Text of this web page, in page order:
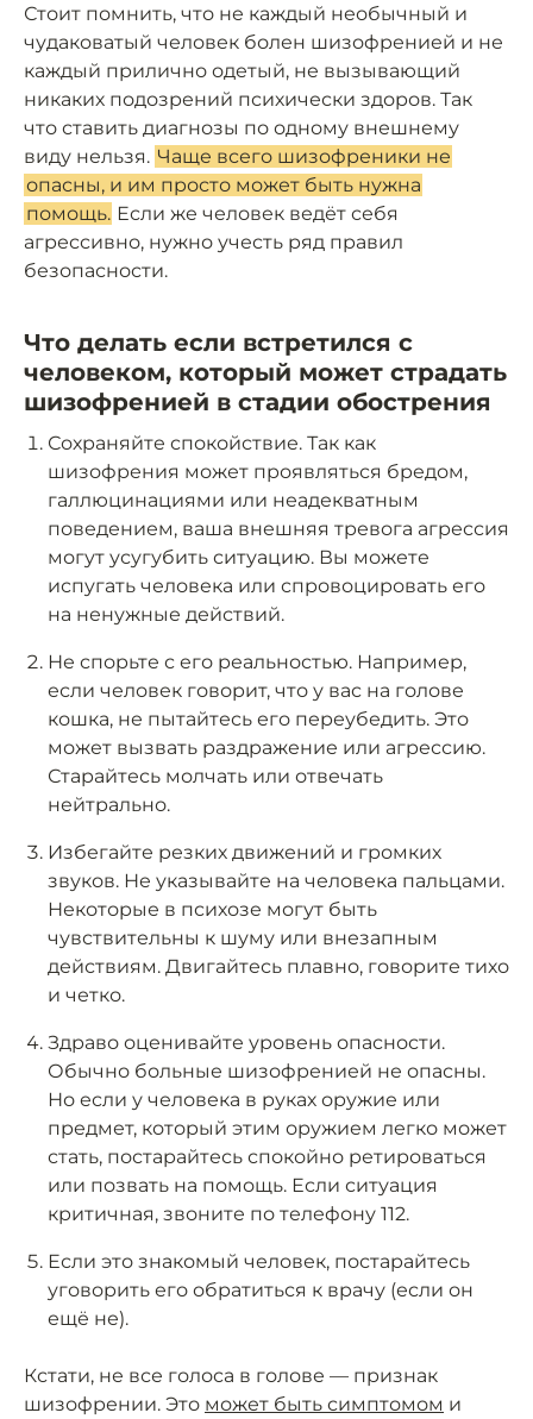
Стоит помнить, что не каждый необычный и
чудаковатый человек болен шизофренией и не
каждый прилично одетый, не вызывающий
никаких подозрений психически здоров. Так
что ставить диагнозы по одному внешнему
виду нельзя. Чаще всего шизофреники не
опасны, и им просто может быть нужна
помощь. Если же человек ведёт себя
агрессивно, нужно учесть ряд правил
безопасности.
Что делать если встретился с
человеком, который может страдать
шизофренией в стадии обострения
Сохраняйте спокойствие. Так как
шизофрения может проявляться бредом,
галлюцинациями или неадекватным
поведением, ваша внешняя тревога агрессия
могут усугубить ситуацию. Вы можете
испугать человека или спровоцировать его
на ненужные действий.
Не спорьте с его реальностью. Например,
если человек говорит, что у вас на голове
кошка, не пытайтесь его переубедить. Это
может вызвать раздражение или агрессию.
Старайтесь молчать или отвечать
нейтрально.
Избегайте резких движений и громких
звуков. Не указывайте на человека пальцами.
Некоторые в психозе могут быть
чувствительны к шуму или внезапным
действиям. Двигайтесь плавно, говорите тихо
и четко.
Здраво оценивайте уровень опасности.
Обычно больные шизофренией не опасны.
Но если у человека в руках оружие или
предмет, который этим оружием легко может
стать, постарайтесь спокойно ретироваться
или позвать на помощь. Если ситуация
критичная, звоните по телефону 112.
Если это знакомый человек, постарайтесь
уговорить его обратиться к врачу (если он
ещё не).
Кстати, не все голоса в голове — признак
шизофрении. Это может быть симптомом и